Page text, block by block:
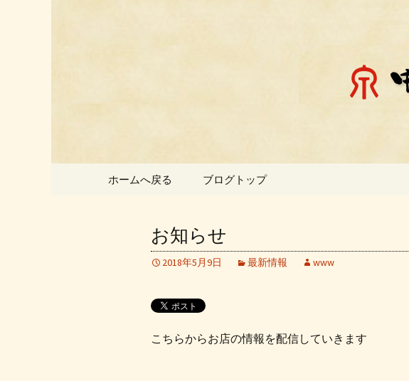
静岡県御殿場
ン」のお知ら
コンテンツへ移動
ホームへ戻る ブログトップ
お知らせ
2018年5月9日 最新情報 www
こちらからお店の情報を配信していきます